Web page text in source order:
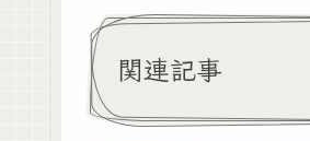
関連記事